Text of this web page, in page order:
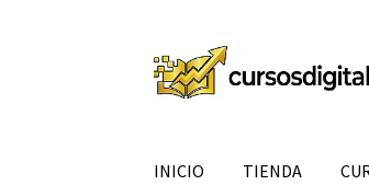
Ir
a
Ir
al
INICIO TIENDA